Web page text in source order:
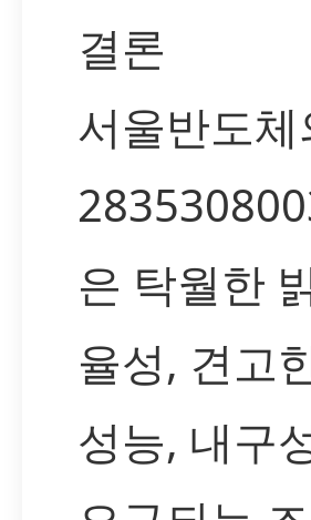
결론
서울반도
은 탁월한
율성, 견고
성능, 내구